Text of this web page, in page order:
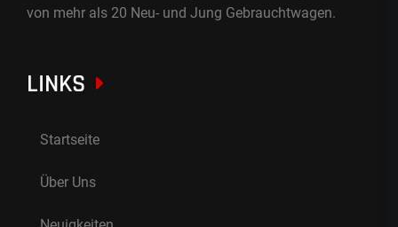
von mehr als 20 Neu- und Jung Gebrauchtwagen.
LINKS
Startseite
Über Uns